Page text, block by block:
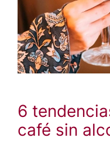
6
café sin